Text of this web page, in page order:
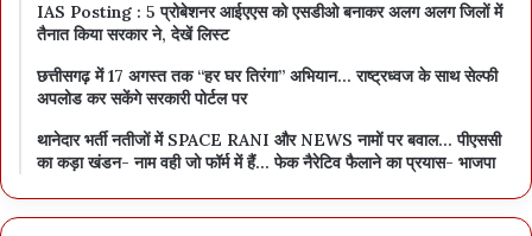
IAS Posting : 5 प्रोबेशनर आईएएस को एसडीओ बनाकर अलग अलग जिलों में
तैनात किया सरकार ने, देखें लिस्ट
छत्तीसगढ़ में 17 अगस्त तक “हर घर तिरंगा” अभियान… राष्ट्रध्वज के साथ सेल्फी
अपलोड कर सकेंगे सरकारी पोर्टल पर
थानेदार भर्ती नतीजों में SPACE RANI और NEWS नामों पर बवाल… पीएससी
का कड़ा खंडन- नाम वही जो फॉर्म में हैं… फेक नैरेटिव फैलाने का प्रयास- भाजपा